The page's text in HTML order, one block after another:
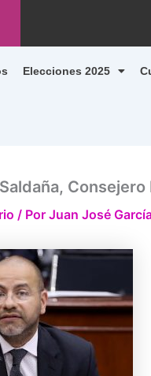
Elecciones 2025
Consejero
/ Por Juan José